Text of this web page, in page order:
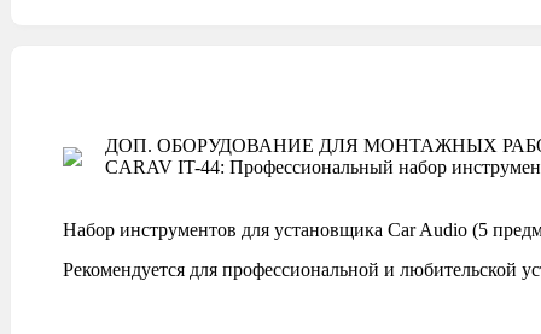
ДОП. ОБОРУДОВАНИЕ ДЛЯ МОНТАЖНЫХ
CARAV IT-44: Профессиональный набор
Набор инструментов для установщика Car Audio (5
Рекомендуется для профессиональной и любительской